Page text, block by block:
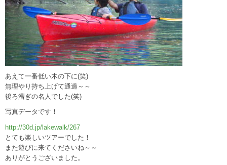
あえて一番低い木の下に(笑)
無理やり持ち上げて通過～～
後ろ漕ぎの名人でした(笑)
写真データです！
http://30d.jp/lakewalk/267
とても楽しいツアーでした！
また遊びに来てくださいね～～
ありがとうございました。